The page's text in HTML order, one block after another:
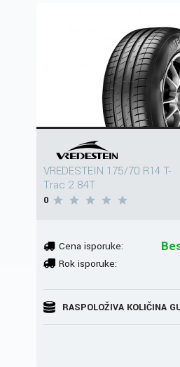
VREDESTEIN 175/70 R14 T-
Trac 2 84T
0
Cena isporuke:
Rok isporuke:
RASPOLOŽIVA KOLIČINA